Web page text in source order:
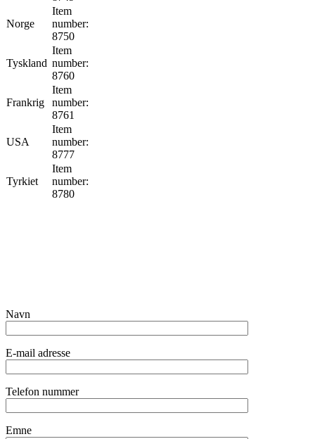
Norge
Item
number:
8750
Tyskland
Item
number:
8760
Frankrig
Item
number:
8761
USA
Item
number:
8777
Tyrkiet
Item
number:
8780
Navn
E-mail adresse
Telefon nummer
Emne